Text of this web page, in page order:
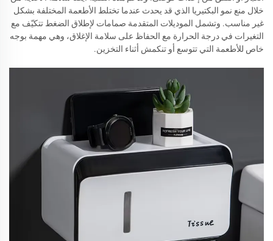
خلال منع نمو البكتيريا الذي قد يحدث عندما تختلط الأطعمة المختلفة بشكل
غير مناسب. وتشمل الموديلات المتقدمة صمامات لإطلاق الضغط تتكيّف مع
التغيرات في درجة الحرارة مع الحفاظ على سلامة الإغلاق، وهي مهمة بوجه
خاص للأطعمة التي تتوسع أو تنكمش أثناء التخزين.